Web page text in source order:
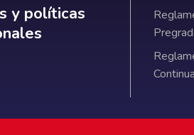
y políticas
y políticas